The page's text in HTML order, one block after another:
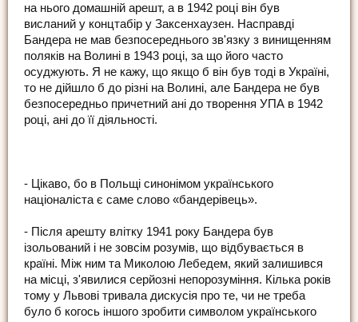
на нього домашній арешт, а в 1942 році він був
висланий у концтабір у Заксенхаузен. Насправді
Бандера не мав безпосереднього зв'язку з винищенням
поляків на Волині в 1943 році, за що його часто
осуджують. Я не кажу, що якщо б він був тоді в Україні,
то не дійшло б до різні на Волині, але Бандера не був
безпосередньо причетний ані до творення УПА в 1942
році, ані до її діяльності.
- Цікаво, бо в Польщі синонімом українського
націоналіста є саме слово «бандерівець».
- Після арешту влітку 1941 року Бандера був
ізольований і не зовсім розумів, що відбувається в
країні. Між ним та Миколою Лебедем, який залишився
на місці, з'явилися серйозні непорозуміння. Кілька років
тому у Львові тривала дискусія про те, чи не треба
було б когось іншого зробити символом українського